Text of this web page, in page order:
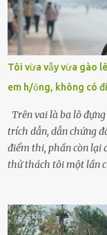
làm thuê, biết đi cày
trong làng thương
nên ông này bà nọ
cái tên mẹ đặt lúc còn
giữa mùa đông.
thì chỉ toàn đất sỏi đá
Khoa Hà...
Tôi vừa vẫy vừa gào
em h/ỏng, không có
Trên vai là ba lô
trích dẫn, dẫn chứng
điểm thi, phần còn lại
thử thách tôi một lần
sực nhớ – điện thoại
đường thưa thớt người